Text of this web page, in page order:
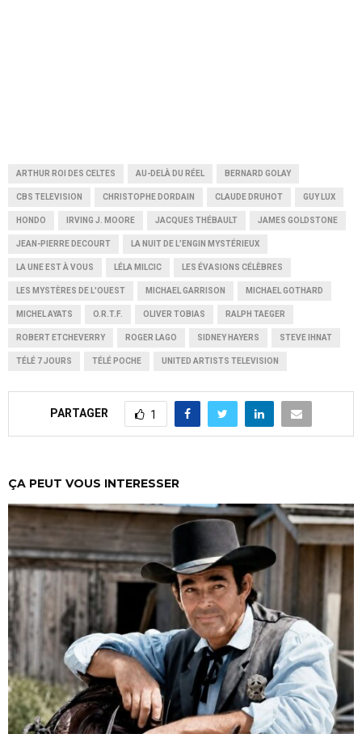
ARTHUR ROI DES CELTES AU-DELÀ DU RÉEL BERNARD GOLAY
CBS TELEVISION CHRISTOPHE DORDAIN CLAUDE DRUHOT GUY LUX
HONDO IRVING J. MOORE JACQUES THÉBAULT JAMES GOLDSTONE
JEAN-PIERRE DECOURT LA NUIT DE L’ENGIN MYSTÉRIEUX
LA UNE EST À VOUS LÉLA MILCIC LES ÉVASIONS CÉLÈBRES
LES MYSTÈRES DE L'OUEST MICHAEL GARRISON MICHAEL GOTHARD
MICHEL AYATS O.R.T.F. OLIVER TOBIAS RALPH TAEGER
ROBERT ETCHEVERRY ROGER LAGO SIDNEY HAYERS STEVE IHNAT
TÉLÉ 7 JOURS TÉLÉ POCHE UNITED ARTISTS TELEVISION
PARTAGER 1
ÇA PEUT VOUS INTERESSER